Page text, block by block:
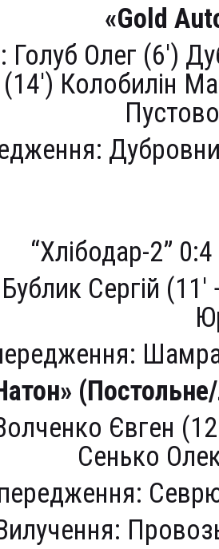
«Gold
Голуб Олег (6′)
Колобилін
“Хлібодар-2” 0:4
Сергій
Євген
Сенько